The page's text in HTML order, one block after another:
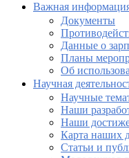
Важная
Документы
Данные о
Планы
Об
Научная
Научные
Наши
Наши
Карта наших
Статьи и